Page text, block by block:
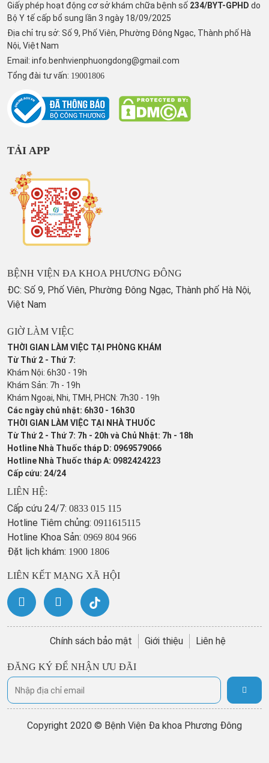
Giấy phép hoạt động cơ sở khám chữa bệnh số 234/BYT-GPHD do
Bộ Y tế cấp bổ sung lần 3 ngày 18/09/2025
Địa chỉ trụ sở: Số 9, Phố Viên, Phường Đông Ngạc, Thành phố Hà
Nội, Việt Nam
Email: info.benhvienphuongdong@gmail.com
Tổng đài tư vấn: 19001806
TẢI APP
BỆNH VIỆN ĐA KHOA PHƯƠNG ĐÔNG
ĐC: Số 9, Phố Viên, Phường Đông Ngạc, Thành phố Hà Nội,
Việt Nam
GIỜ LÀM VIỆC
THỜI GIAN LÀM VIỆC TẠI PHÒNG KHÁM
Từ Thứ 2 - Thứ 7:
Khám Nội: 6h30 - 19h
Khám Sản: 7h - 19h
Khám Ngoại, Nhi, TMH, PHCN: 7h30 - 19h
Các ngày chủ nhật: 6h30 - 16h30
THỜI GIAN LÀM VIỆC TẠI NHÀ THUỐC
Từ Thứ 2 - Thứ 7: 7h - 20h và Chủ Nhật: 7h - 18h
Hotline Nhà Thuốc tháp D: 0969579066
Hotline Nhà Thuốc tháp A: 0982424223
Cấp cứu: 24/24
LIÊN HỆ:
Cấp cứu 24/7: 0833 015 115
Hotline Tiêm chủng: 0911615115
Hotline Khoa Sản: 0969 804 966
Đặt lịch khám: 1900 1806
LIÊN KẾT MẠNG XÃ HỘI
Chính sách bảo mật Giới thiệu Liên hệ
ĐĂNG KÝ ĐỂ NHẬN ƯU ĐÃI
Copyright 2020 © Bệnh Viện Đa khoa Phương Đông